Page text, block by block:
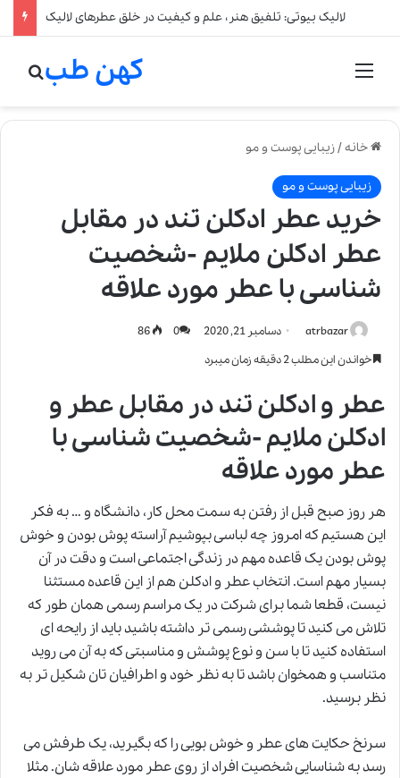
لالیک بیوتی: تلفیق هنر، علم و کیفیت در خلق عطرهای لالیک
منو کهن طب
خانه/زیبایی پوست و مو
زیبایی پوست و مو
خرید عطر ادکلن تند در مقابل
عطر ادکلن ملایم -شخصیت
شناسی با عطر مورد علاقه
atrbazar دسامبر 21, 2020 0
خواندن این مطلب 2 دقیقه زمان میبرد
عطر و ادکلن تند در مقابل عطر و
ادکلن ملایم -شخصیت شناسی با
عطر مورد علاقه
هر روز صبح قبل از رفتن به سمت محل کار، دانشگاه و … به فکر
این هستیم که امروز چه لباسی بپوشیم آراسته پوش بودن و خوش
پوش بودن یک قاعده مهم در زندگی اجتماعی است و دقت در آن
بسیار مهم است. انتخاب عطر و ادکلن هم از این قاعده مستثنا
نیست، قطعا شما برای شرکت در یک مراسم رسمی همان طور که
تلاش می کنید تا پوششی رسمی تر داشته باشید باید از رایحه ای
استفاده کنید تا با سن و نوع پوشش و مناسبتی که به آن می روید
متناسب و همخوان باشد تا به نظر خود و اطرافیان تان شکیل تر به
نظر برسید.
سرنخ حکایت های عطر و خوش بویی را که بگیرید، یک طرفش می
رسد به شناسایی شخصیت افراد از روی عطر مورد علاقه شان. مثلا